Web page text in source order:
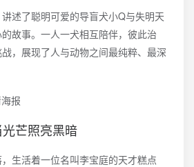
述了聪明可爱的导盲犬小Q与失明天
故事。一人一犬相互陪伴，彼此治
，展现了人与动物之间最纯粹、最深
芒照亮黑暗
生活着一位名叫李宝庭的天才糕点